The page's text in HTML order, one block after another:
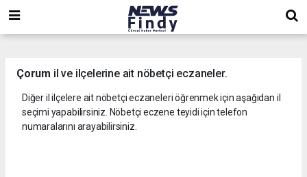
Çorum il ve ilçelerine ait nöbetçi eczaneler.
Diğer il ilçelere ait nöbetçi eczaneleri öğrenmek için aşağıdan il
seçimi yapabilirsiniz. Nöbetçi eczene teyidi için telefon
numaralarını arayabilirsiniz.